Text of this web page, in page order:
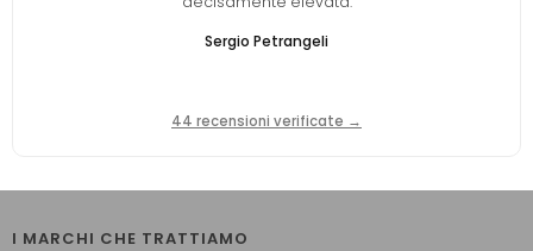
Sergio Petrangeli
44 recensioni verificate →
I MARCHI CHE TRATTIAMO